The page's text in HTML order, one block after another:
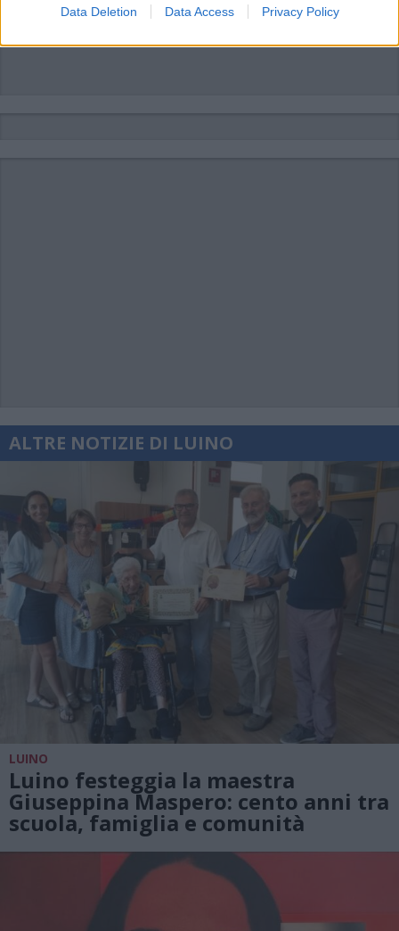
Data Deletion Data Access Privacy Policy
ALTRE NOTIZIE DI LUINO
LUINO
Luino festeggia la maestra
Giuseppina Maspero: cento anni tra
scuola, famiglia e comunità